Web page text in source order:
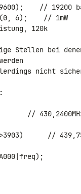
// 19200
6);    // 1mW
120k
Stellen bei
nicht
//
//